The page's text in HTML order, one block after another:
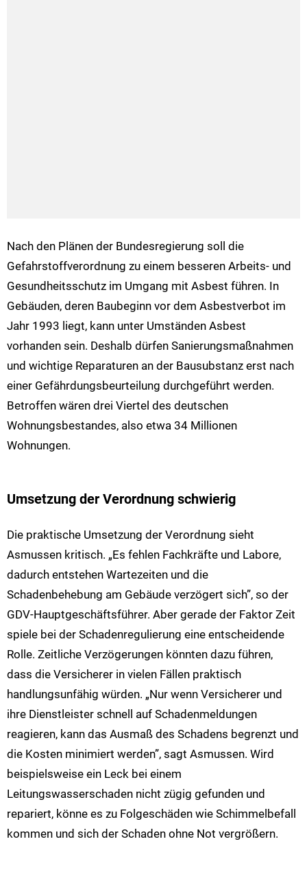
Nach den Plänen der Bundesregierung soll die
Gefahrstoffverordnung zu einem besseren Arbeits- und
Gesundheitsschutz im Umgang mit Asbest führen. In
Gebäuden, deren Baubeginn vor dem Asbestverbot im
Jahr 1993 liegt, kann unter Umständen Asbest
vorhanden sein. Deshalb dürfen Sanierungsmaßnahmen
und wichtige Reparaturen an der Bausubstanz erst nach
einer Gefährdungsbeurteilung durchgeführt werden.
Betroffen wären drei Viertel des deutschen
Wohnungsbestandes, also etwa 34 Millionen
Wohnungen.
Umsetzung der Verordnung schwierig
Die praktische Umsetzung der Verordnung sieht
Asmussen kritisch. „Es fehlen Fachkräfte und Labore,
dadurch entstehen Wartezeiten und die
Schadenbehebung am Gebäude verzögert sich”, so der
GDV-Hauptgeschäftsführer. Aber gerade der Faktor Zeit
spiele bei der Schadenregulierung eine entscheidende
Rolle. Zeitliche Verzögerungen könnten dazu führen,
dass die Versicherer in vielen Fällen praktisch
handlungsunfähig würden. „Nur wenn Versicherer und
ihre Dienstleister schnell auf Schadenmeldungen
reagieren, kann das Ausmaß des Schadens begrenzt und
die Kosten minimiert werden”, sagt Asmussen. Wird
beispielsweise ein Leck bei einem
Leitungswasserschaden nicht zügig gefunden und
repariert, könne es zu Folgeschäden wie Schimmelbefall
kommen und sich der Schaden ohne Not vergrößern.